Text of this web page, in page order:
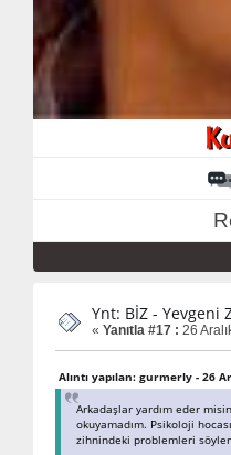
Ynt: BİZ - Yevgeni
« Yanıtla #17 : 26
Alıntı yapılan: gurmerly - 26
Arkadaşlar yardım eder
okuyamadım. Psikoloji
zihnindeki problemleri söyler